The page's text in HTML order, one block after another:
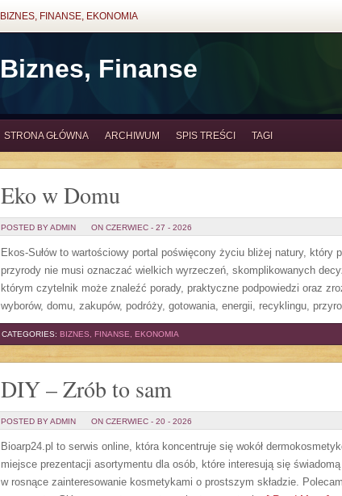
BIZNES, FINANSE, EKONOMIA
Biznes, Finanse
STRONA GŁÓWNA ARCHIWUM SPIS TREŚCI TAGI
Eko w Domu
POSTED BY ADMIN ON CZERWIEC - 27 - 2026
Ekos-Sułów to wartościowy portal poświęcony życiu bliżej natury, który
przyrody nie musi oznaczać wielkich wyrzeczeń, skomplikowanych
którym czytelnik może znaleźć porady, praktyczne podpowiedzi oraz
wyborów, domu, zakupów, podróży, gotowania, energii, recyklingu,
CATEGORIES: BIZNES, FINANSE, EKONOMIA
DIY – Zrób to sam
POSTED BY ADMIN ON CZERWIEC - 20 - 2026
Bioarp24.pl to serwis online, która koncentruje się wokół
miejsce prezentacji asortymentu dla osób, które interesują się
w rosnące zainteresowanie kosmetykami o prostszym składzie.